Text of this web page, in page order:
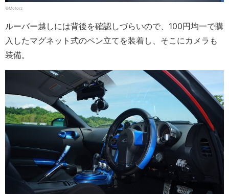
©Motorz
ルーバー越しには背後を確認しづらいので、100円均一で購
入したマグネット式のペン立てを装着し、そこにカメラも
装備。